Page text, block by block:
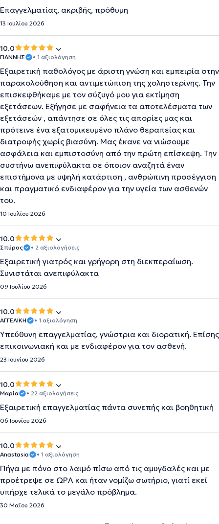
Eπαγγελματίας, ακριβής, πρόθυμη
13 Ιουλίου 2026
10.0
ΓΙΑΝΝΗΣ • 1 αξιολόγηση
Εξαιρετική παθολόγος με άριστη γνώση και εμπειρία στην
παρακολούθηση και αντιμετώπιση της χοληστερίνης. Την
επισκεφθήκαμε με τον σύζυγό μου για εκτίμηση
εξετάσεων. Εξήγησε με σαφήνεια τα αποτελέσματα των
εξετάσεών , απάντησε σε όλες τις απορίες μας και
πρότεινε ένα εξατομικευμένο πλάνο θεραπείας και
διατροφής χωρίς βιασύνη. Μας έκανε να νιώσουμε
ασφάλεια και εμπιστοσύνη από την πρώτη επίσκεψη. Την
συστήνω ανεπιφύλακτα σε όποιον αναζητά έναν
επιστήμονα με υψηλή κατάρτιση , ανθρώπινη προσέγγιση
και πραγματικό ενδιαφέρον για την υγεία των ασθενών
του.
10 Ιουλίου 2026
10.0
Σπύρος • 2 αξιολογήσεις
Εξαιρετική γιατρός και γρήγορη στη διεκπεραίωση.
Συνιστάται ανεπιφύλακτα
09 Ιουλίου 2026
10.0
ΑΓΓΕΛΙΚΗ • 1 αξιολόγηση
Υπεύθυνη επαγγελματίας, γνώστρια και διορατική. Επίσης
επικοινωνιακή και με ενδιαφέρον για τον ασθενή.
23 Ιουνίου 2026
10.0
Μαρία • 22 αξιολογήσεις
Εξαιρετική επαγγελματίας πάντα συνεπής και βοηθητική
06 Ιουνίου 2026
10.0
Anastasia • 1 αξιολόγηση
Πήγα με πόνο στο λαιμό πίσω από τις αμυγδαλές και με
προέτρεψε σε ΩΡΛ και ήταν νομίζω σωτήριο, γιατί εκεί
υπήρχε τελικά το μεγάλο πρόβλημα.
30 Μαΐου 2026